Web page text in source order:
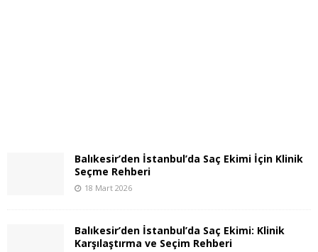
Balıkesir’den İstanbul’da Saç Ekimi İçin Klinik
Seçme Rehberi
18 Mart 2026
Balıkesir’den İstanbul’da Saç Ekimi: Klinik
Karşılaştırma ve Seçim Rehberi